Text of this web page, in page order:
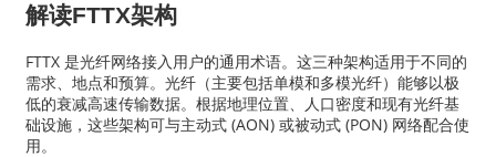
解读FTTX架构
FTTX 是光纤网络接入用户的通用术语。这三种架构适用于不同的
需求、地点和预算。光纤（主要包括单模和多模光纤）能够以极
低的衰减高速传输数据。根据地理位置、人口密度和现有光纤基
础设施，这些架构可与主动式 (AON) 或被动式 (PON) 网络配合使
用。